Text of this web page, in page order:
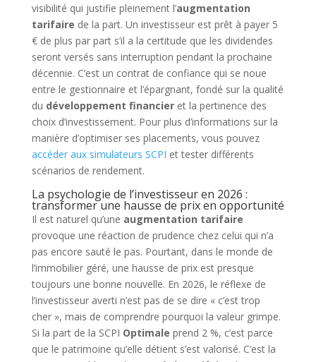
visibilité qui justifie pleinement l’augmentation
tarifaire de la part. Un investisseur est prêt à payer 5
€ de plus par part s’il a la certitude que les dividendes
seront versés sans interruption pendant la prochaine
décennie. C’est un contrat de confiance qui se noue
entre le gestionnaire et l’épargnant, fondé sur la qualité
du développement financieret la pertinence des
choix d’investissement. Pour plus d’informations sur la
manière d’optimiser ses placements, vous pouvez
accéder aux simulateurs SCPI et tester différents
scénarios de rendement.
La psychologie de l’investisseur en 2026 :
transformer une hausse de prix en opportunité
Il est naturel qu’une augmentation tarifaire
provoque une réaction de prudence chez celui qui n’a
pas encore sauté le pas. Pourtant, dans le monde de
l’immobilier géré, une hausse de prix est presque
toujours une bonne nouvelle. En 2026, le réflexe de
l’investisseur averti n’est pas de se dire « c’est trop
cher », mais de comprendre pourquoi la valeur grimpe.
Si la part de la SCPI Optimale prend 2 %, c’est parce
que le patrimoine qu’elle détient s’est valorisé. C’est la